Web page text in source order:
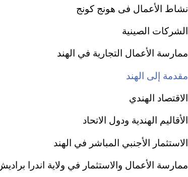
نشاط الأعمال فى هونج كونج
الشركات الصينية
ممارسة الأعمال التجارية في الهند
مقدمة إلى الهند
الاقتصاد الهندي
الأقاليم الهندية ودول الاتحاد
الاستثمار الأجنبي المباشر في الهند
ممارسة الأعمال والاستثمار في ولاية اندرا